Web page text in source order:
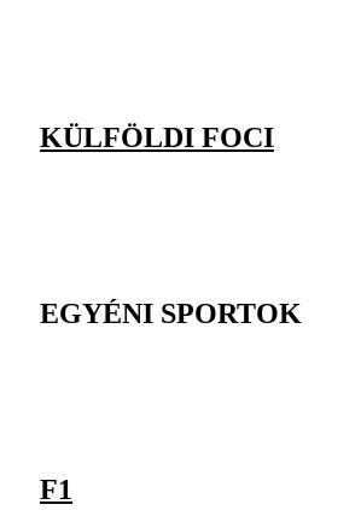
KÜLFÖLDI FOCI
EGYÉNI SPORTOK
F1